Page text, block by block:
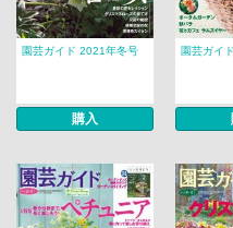
園芸ガイド 2021年冬号
購入
園芸ガイ